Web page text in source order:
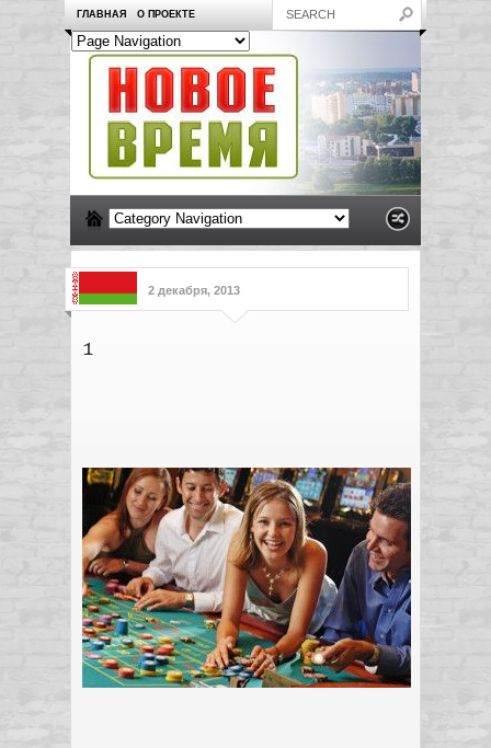
ГЛАВНАЯ О ПРОЕКТЕ
2 декабря, 2013
1